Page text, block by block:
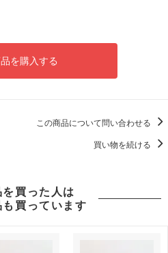
を購入する
この商品について問い合わせる
買い物を続ける
を買った人は
買っています